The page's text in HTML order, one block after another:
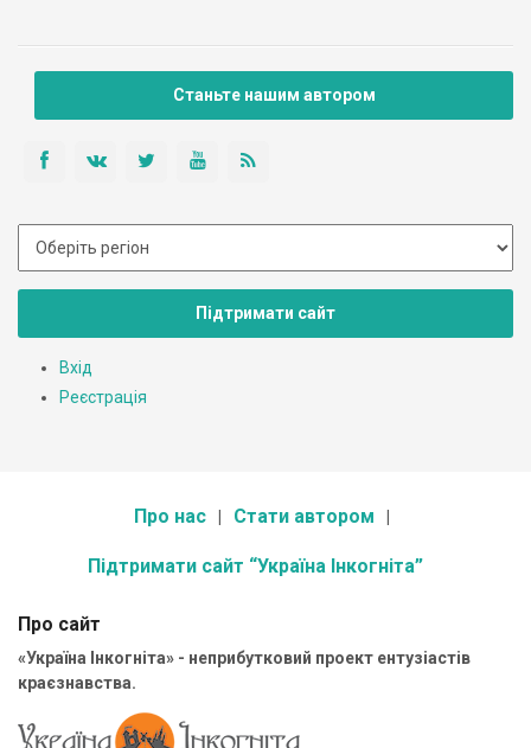
Станьте нашим автором
Підтримати сайт
Вхід
Реєстрація
Про нас Стати автором
Підтримати сайт “Україна Інкогніта”
Про сайт
«Україна Інкогніта» - неприбутковий проект ентузіастів
краєзнавства.